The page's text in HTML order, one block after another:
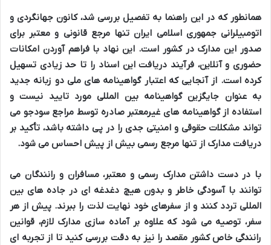
همانطور که در این راهنما به تفصیل بررسی شد، کانون جهانگردی و
اتومبیلرانی جمهوری اسلامی ایران تنها مرجع قانونی و معتبر برای
صدور این مدارک در کشور است. این نهاد با فراهم آوردن امکانات
حضوری و آنلاین، فرآیند دریافت این اسناد را تا حد زیادی تسهیل
کرده است. از آنجایی که اعتبار گواهینامه های ملی دو زبانه جدید
به عنوان جایگزین گواهینامه بین المللی مورد تایید نیست و
استفاده از گواهینامه های غیرمعتبر صادره توسط مراجع سودجو می
تواند مشکلات حقوقی و امنیتی جدی را در پی داشته باشد، تأکید بر
دریافت مدارک از تنها مرجع رسمی بیش از پیش احساس می شود.
با در دست داشتن مدارک رسمی و معتبر، مسافران و رانندگان می
توانند با آسودگی خاطر و بدون هیچ دغدغه ای در جاده های بین
المللی تردد کنند و از سفرهای خود نهایت لذت را ببرند. پیش از هر
سفر، توصیه می شود که علاوه بر آماده سازی مدارک لازم، قوانین
رانندگی خاص کشور مقصد را نیز به دقت بررسی کنید تا از تجربه ای